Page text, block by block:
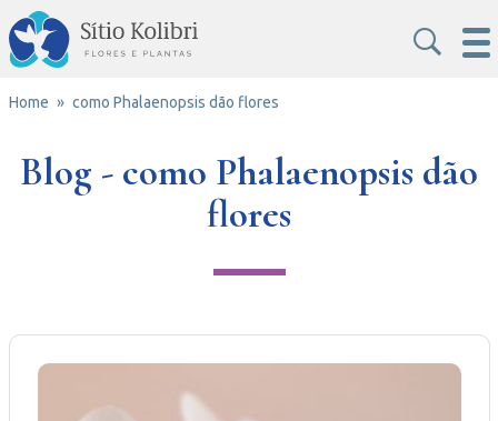
Home como Phalaenopsis dão flores
Blog - como Phalaenopsis dão
flores